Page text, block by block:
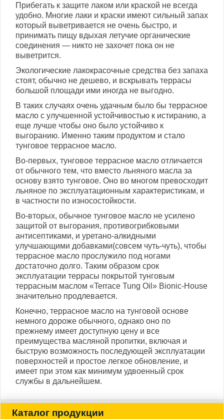
Каталог продукции
Прибегать к защите лаком или краской не всегда
удобно. Многие лаки и краски имеют сильный запах
который выветривается не очень быстро, и
принимать пищу вдыхая летучие органические
соединения — никто не захочет пока он не
выветрится.
Экологические лакокрасочные средства без запаха
стоят, обычно не дешево, и вскрывать террасы
большой площади ими иногда не выгодно.
В таких случаях очень удачным было бы террасное
масло с улучшенной устойчивостью к истиранию, а
еще лучше чтобы оно было устойчиво к
выгоранию. Именно таким продуктом и стало
тунговое террасное масло.
Во-первых, тунговое террасное масло отличается
от обычного тем, что вместо льняного масла за
основу взято тунговое. Оно во многом превосходит
льняное по эксплуатационным характеристикам, и
в частности по износостойкости.
Во-вторых, обычное тунговое масло не усилено
защитой от выгорания, противогрибковыми
антисептиками, и уретано-алкидными
улучшающими добавками(совсем чуть-чуть), чтобы
террасное масло прослужило под ногами
достаточно долго. Таким образом cрок
эксплуатации террасы покрытой тунговым
террасным маслом «Terrace Tung Oil» Bionic-House
значительно продлевается.
Конечно, террасное масло на тунговой основе
немного дороже обычного, однако оно по
прежнему имеет доступную цену и все
преимущества масляной пропитки, включая и
быструю возможность последующей эксплуатации
поверхностей и простое легкое обновление, и
имеет при этом как минимум удвоенный срок
службы в дальнейшем.